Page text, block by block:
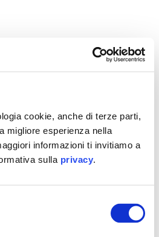
cookie, anche di terze parti,
migliore esperienza nella
informazioni ti invitiamo a
sulla privacy.